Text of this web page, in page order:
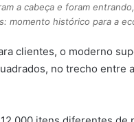
a cabeça e foram
momento histórico para a
clientes, o moderno
no trecho entre